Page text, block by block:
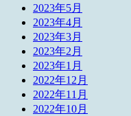
2023年5月
2023年4月
2023年3月
2023年2月
2023年1月
2022年12月
2022年11月
2022年10月